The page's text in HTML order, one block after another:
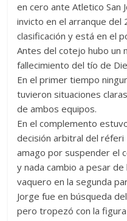
en cero ante Atletico San
invicto en el arranque del
clasificación y está en el
Antes del cotejo hubo un
fallecimiento del tío de
En el primer tiempo
tuvieron situaciones
de ambos equipos.
En el complemento
decisión arbitral del réferi
amago por suspender el
y nada cambio a pesar
vaquero en la segunda
Jorge fue en búsqueda
pero tropezó con la